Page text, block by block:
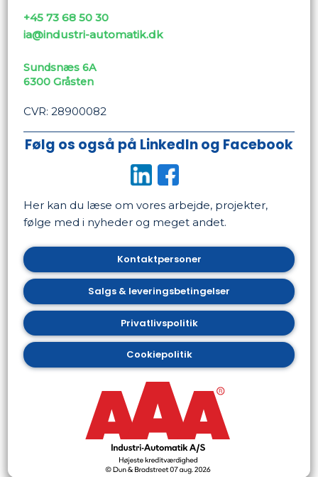
+45 73 68 50 30
ia@industri-automatik.dk
Sundsnæs 6A
​6300 Gråsten
CVR: 28900082
Følg os også på LinkedIn og Facebook
Her kan du læse om vores arbejde, projekter,
følge med i nyheder og meget andet.​
Kontaktpersoner
​Salgs & leveringsbetingelser
​Privatlivspolitik
​Cookiepolitik